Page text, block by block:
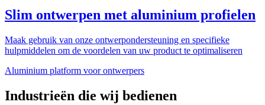
Slim ontwerpen met aluminium profielen
Maak gebruik van onze ontwerpondersteuning en specifieke
hulpmiddelen om de voordelen van uw product te optimaliseren
Aluminium platform voor ontwerpers
Industrieën die wij bedienen